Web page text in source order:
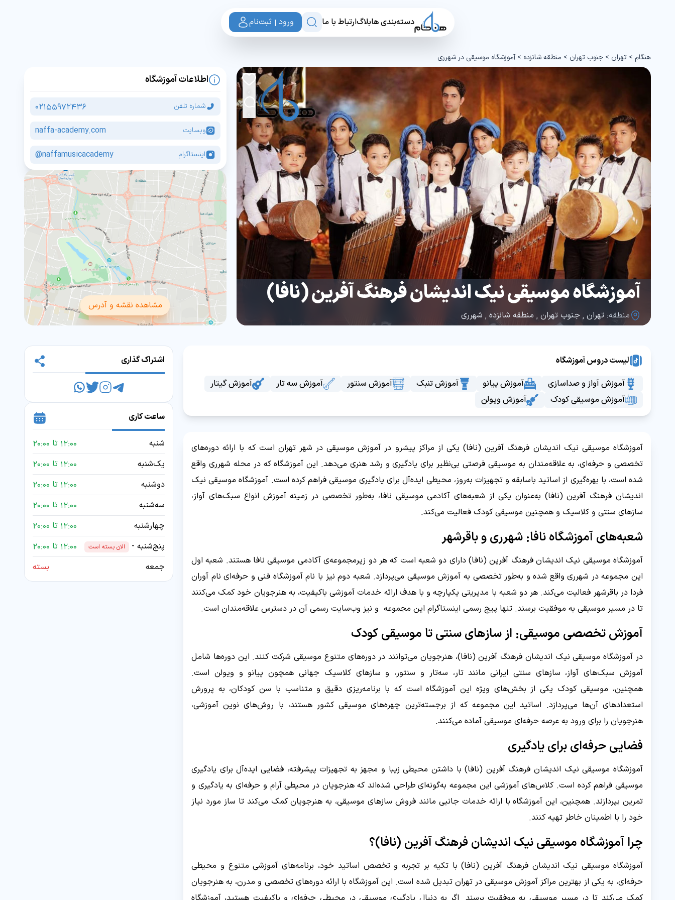
دسته‌بندی هابلاگارتباط با ما ورود | ثبت‌نام
هنگام > تهران > جنوب تهران > منطقه شانزده > آموزشگاه موسیقی در شهرری
آموزشگاه موسیقی نیک اندیشان فرهنگ آفرین (نافا)
منطقه: تهران , جنوب تهران , منطقه شانزده , شهرری
اطلاعات آموزشگاه
شماره تلفن 02155972436
وبسایت naffa-academy.com
اینستاگرام naffamusicacademy@
مشاهده نقشه و آدرس
لیست دروس آموزشگاه
آموزش آواز و صداسازی
آموزش پیانو آموزش تنبک آموزش سنتور آموزش سه تار
آموزش گیتار
آموزش موسیقی کودک
آموزش ویولن
آموزشگاه موسیقی نیک اندیشان فرهنگ آفرین (نافا) یکی از مراکز پیشرو در آموزش موسیقی در شهر تهران است که با ارائه دوره‌های
تخصصی و حرفه‌ای، به علاقه‌مندان به موسیقی فرصتی بی‌نظیر برای یادگیری و رشد هنری می‌دهد. این آموزشگاه که در محله شهرری واقع
شده است، با بهره‌گیری از اساتید باسابقه و تجهیزات به‌روز، محیطی ایده‌آل برای یادگیری موسیقی فراهم کرده است. آموزشگاه موسیقی نیک
اندیشان فرهنگ آفرین (نافا) به‌عنوان یکی از شعبه‌های آکادمی موسیقی نافا، به‌طور تخصصی در زمینه آموزش انواع سبک‌های آواز،
سازهای سنتی و کلاسیک و همچنین موسیقی کودک فعالیت می‌کند.
شعبه‌های آموزشگاه نافا: شهرری و باقرشهر
آموزشگاه موسیقی نیک اندیشان فرهنگ آفرین (نافا) دارای دو شعبه است که هر دو زیرمجموعه‌ی آکادمی موسیقی نافا هستند. شعبه اول
این مجموعه در شهرری واقع شده و به‌طور تخصصی به آموزش موسیقی می‌پردازد. شعبه دوم نیز با نام آموزشگاه فنی و حرفه‌ای نام آوران
فردا در باقرشهر فعالیت می‌کند. هر دو شعبه با مدیریتی یکپارچه و با هدف ارائه خدمات آموزشی باکیفیت، به هنرجویان خود کمک می‌کنند
تا در مسیر موسیقی به موفقیت برسند. تنها پیج رسمی اینستاگرام این مجموعه و نیز وب‌سایت رسمی آن در دسترس علاقه‌مندان است.
آموزش تخصصی موسیقی: از سازهای سنتی تا موسیقی کودک
در آموزشگاه موسیقی نیک اندیشان فرهنگ آفرین (نافا)، هنرجویان می‌توانند در دوره‌های متنوع موسیقی شرکت کنند. این دوره‌ها شامل
آموزش سبک‌های آواز، سازهای سنتی ایرانی مانند تار، سه‌تار و سنتور، و سازهای کلاسیک جهانی همچون پیانو و ویولن است.
همچنین، موسیقی کودک یکی از بخش‌های ویژه این آموزشگاه است که با برنامه‌ریزی دقیق و متناسب با سن کودکان، به پرورش
استعدادهای آن‌ها می‌پردازد. اساتید این مجموعه که از برجسته‌ترین چهره‌های موسیقی کشور هستند، با روش‌های نوین آموزشی،
هنرجویان را برای ورود به عرصه حرفه‌ای موسیقی آماده می‌کنند.
فضایی حرفه‌ای برای یادگیری
آموزشگاه موسیقی نیک اندیشان فرهنگ آفرین (نافا) با داشتن محیطی زیبا و مجهز به تجهیزات پیشرفته، فضایی ایده‌آل برای یادگیری
موسیقی فراهم کرده است. کلاس‌های آموزشی این مجموعه به‌گونه‌ای طراحی شده‌اند که هنرجویان در محیطی آرام و حرفه‌ای به یادگیری و
تمرین بپردازند. همچنین، این آموزشگاه با ارائه خدمات جانبی مانند فروش سازهای موسیقی، به هنرجویان کمک می‌کند تا ساز مورد نیاز
خود را با اطمینان خاطر تهیه کنند.
چرا آموزشگاه موسیقی نیک اندیشان فرهنگ آفرین (نافا)؟
آموزشگاه موسیقی نیک اندیشان فرهنگ آفرین (نافا) با تکیه بر تجربه و تخصص اساتید خود، برنامه‌های آموزشی متنوع و محیطی
حرفه‌ای، به یکی از بهترین مراکز آموزش موسیقی در تهران تبدیل شده است. این آموزشگاه با ارائه دوره‌های تخصصی و مدرن، به هنرجویان
اشتراک گذاری
ساعت کاری
شنبه
12:00 تا 20:00
یک‌شنبه
12:00 تا 20:00
دوشنبه
12:00 تا 20:00
سه‌شنبه
12:00 تا 20:00
چهارشنبه
12:00 تا 20:00
پنج‌شنبه -
الان بسته است
12:00 تا 20:00
جمعه
بسته